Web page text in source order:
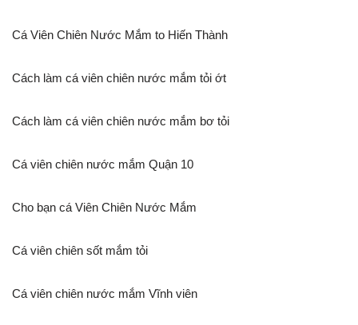
Cá Viên Chiên Nước Mắm to Hiến Thành
Cách làm cá viên chiên nước mắm tỏi ớt
Cách làm cá viên chiên nước mắm bơ tỏi
Cá viên chiên nước mắm Quận 10
Cho bạn cá Viên Chiên Nước Mắm
Cá viên chiên sốt mắm tỏi
Cá viên chiên nước mắm Vĩnh viên